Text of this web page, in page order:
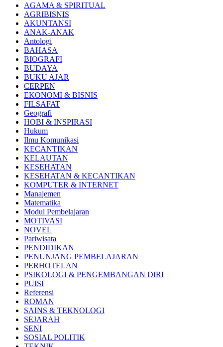
AGAMA & SPIRITUAL
AGRIBISNIS
AKUNTANSI
ANAK-ANAK
Antologi
BAHASA
BIOGRAFI
BUDAYA
BUKU AJAR
CERPEN
EKONOMI & BISNIS
FILSAFAT
Geografi
HOBI & INSPIRASI
Hukum
Ilmu Komunikasi
KECANTIKAN
KELAUTAN
KESEHATAN
KESEHATAN & KECANTIKAN
KOMPUTER & INTERNET
Manajemen
Matematika
Modul Pembelajaran
MOTIVASI
NOVEL
Pariwisata
PENDIDIKAN
PENUNJANG PEMBELAJARAN
PERHOTELAN
PSIKOLOGI & PENGEMBANGAN DIRI
PUISI
Referensi
ROMAN
SAINS & TEKNOLOGI
SEJARAH
SENI
SOSIAL POLITIK